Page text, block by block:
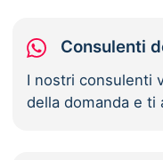
Consulenti
I nostri consulenti
della domanda e ti